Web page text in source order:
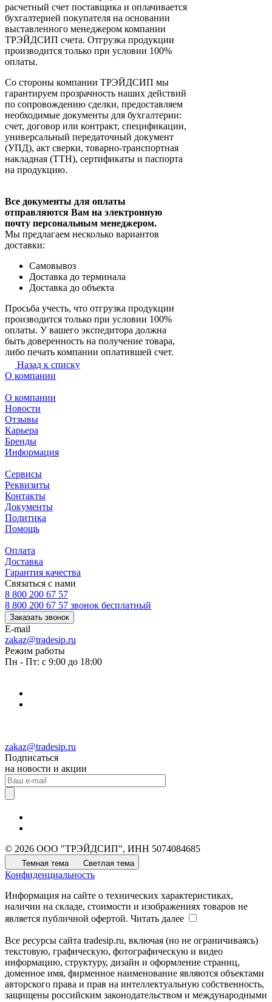
расчетный счет поставщика и оплачивается
бухгалтерией покупателя на основании
выставленного менеджером компании
ТРЭЙДСИП счета. Отгрузка продукции
производится только при условии 100%
оплаты.
Со стороны компании ТРЭЙДСИП мы
гарантируем прозрачность наших действий
по сопровождению сделки, предоставляем
необходимые документы для бухгалтерии:
счет, договор или контракт, спецификации,
универсальный передаточный документ
(УПД), акт сверки, товарно-транспортная
накладная (ТТН), сертификаты и паспорта
на продукцию.
Все документы для оплаты
отправляются Вам на электронную
почту персональным менеджером.
Мы предлагаем несколько вариантов
доставки:
Самовывоз
Доставка до терминала
Доставка до объекта
Просьба учесть, что отгрузка продукции
производится только при условии 100%
оплаты. У вашего экспедитора должна
быть доверенность на получение товара,
либо печать компании оплатившей счет.
Назад к списку
О компании
О компании
Новости
Отзывы
Карьера
Бренды
Информация
Сервисы
Реквизиты
Контакты
Документы
Политика
Помощь
Оплата
Доставка
Гарантия качества
Связаться с нами
8 800 200 67 57
8 800 200 67 57 звонок бесплатный
Заказать звонок
E-mail
zakaz@tradesip.ru
Режим работы
Пн - Пт: с 9:00 до 18:00
zakaz@tradesip.ru
Подписаться
на новости и акции
© 2026 ООО "ТРЭЙДСИП", ИНН 5074084685
Темная тема Светлая тема
Конфиденциальность
Информация на сайте о технических характеристиках,
наличии на складе, стоимости и изображениях товаров не
является публичной офертой. Читать далее
Все ресурсы сайта tradesip.ru, включая (но не ограничиваясь)
текстовую, графическую, фотографическую и видео
информацию, структуру, дизайн и оформление страниц,
доменное имя, фирменное наименование являются объектами
авторского права и прав на интеллектуальную собственность,
защищены российским законодательством и международными